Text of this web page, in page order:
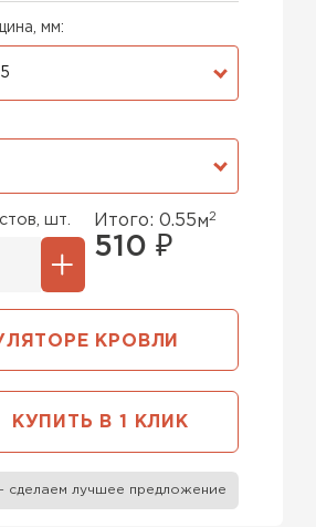
мм:
шт. Итого: 0.55м2
510 ₽
КРОВЛИ
КУПИТЬ В 1 КЛИК
сделаем лучшее предложение